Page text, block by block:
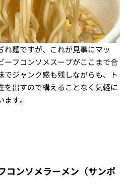
麺ですが、これが見事にマッ
ーフコンソメスープがここまで合
ジャンク感も残しながらも、ト
を出すので構えることなく気軽に
す。
コンソメラーメン（サンポ